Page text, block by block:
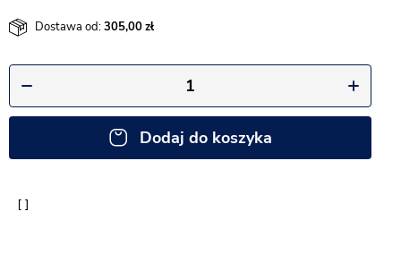
Dostawa od:305,00
Dodaj do koszyka